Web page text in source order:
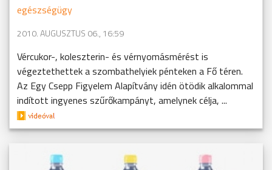
egészségügy
2010. AUGUSZTUS 06., 16:59
Vércukor-, koleszterin- és vérnyomásmérést is
végeztethettek a szombathelyiek pénteken a Fő téren.
Az Egy Csepp Figyelem Alapítvány idén ötödik alkalommal
indított ingyenes szűrőkampányt, amelynek célja, ...